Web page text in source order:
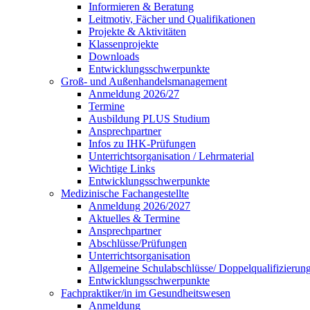
Informieren & Beratung
Leitmotiv, Fächer und Qualifikationen
Projekte & Aktivitäten
Klassenprojekte
Downloads
Entwicklungsschwerpunkte
Groß- und Außenhandelsmanagement
Anmeldung 2026/27
Termine
Ausbildung PLUS Studium
Ansprechpartner
Infos zu IHK-Prüfungen
Unterrichtsorganisation / Lehrmaterial
Wichtige Links
Entwicklungsschwerpunkte
Medizinische Fachangestellte
Anmeldung 2026/2027
Aktuelles & Termine
Ansprechpartner
Abschlüsse/Prüfungen
Unterrichtsorganisation
Allgemeine Schulabschlüsse/
Entwicklungsschwerpunkte
Fachpraktiker/in im Gesundheitswesen
Anmeldung